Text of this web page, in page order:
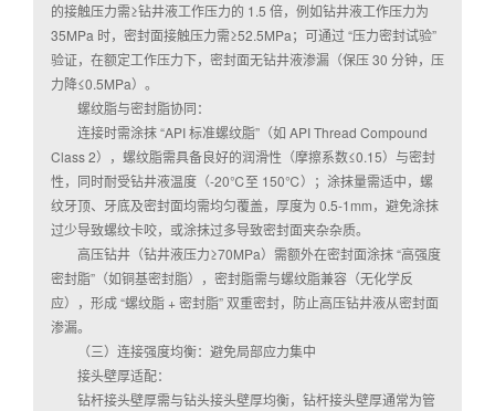
的接触压力需≥钻井液工作压力的 1.5 倍，例如钻井液工作压力为
35MPa 时，密封面接触压力需≥52.5MPa；可通过 “压力密封试验”
验证，在额定工作压力下，密封面无钻井液渗漏（保压 30 分钟，压
力降≤0.5MPa）。
螺纹脂与密封脂协同：
连接时需涂抹 “API 标准螺纹脂”（如 API Thread Compound
Class 2），螺纹脂需具备良好的润滑性（摩擦系数≤0.15）与密封
性，同时耐受钻井液温度（-20℃至 150℃）；涂抹量需适中，螺
纹牙顶、牙底及密封面均需均匀覆盖，厚度为 0.5-1mm，避免涂抹
过少导致螺纹卡咬，或涂抹过多导致密封面夹杂杂质。
高压钻井（钻井液压力≥70MPa）需额外在密封面涂抹 “高强度
密封脂”（如铜基密封脂），密封脂需与螺纹脂兼容（无化学反
应），形成 “螺纹脂 + 密封脂” 双重密封，防止高压钻井液从密封面
渗漏。
（三）连接强度均衡：避免局部应力集中
接头壁厚适配：
钻杆接头壁厚需与钻头接头壁厚均衡，钻杆接头壁厚通常为管